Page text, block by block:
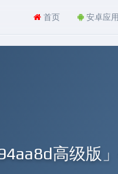
首页 安卓应用
高级版